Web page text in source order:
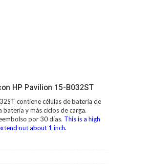
HP Pavilion 15-B032ST
contiene células de batería de
y más ciclos de carga.
por 30 días. This is a high
out about 1 inch.